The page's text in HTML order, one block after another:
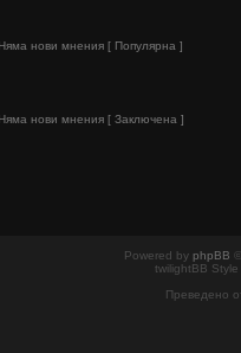
Няма нови мнения [ Популярна ]
Няма нови мнения [ Заключена ]
Powered by phpBB
twilightBB
Преведено